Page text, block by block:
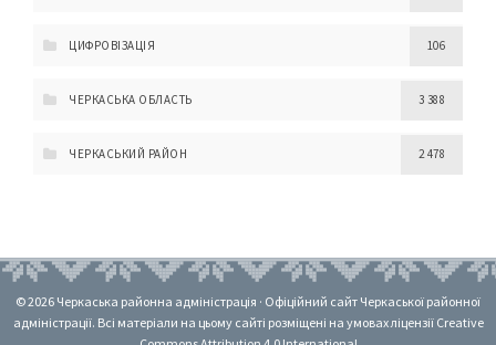
ЦИФРОВІЗАЦІЯ 106
ЧЕРКАСЬКА ОБЛАСТЬ 3 388
ЧЕРКАСЬКИЙ РАЙОН 2 478
© 2026 Черкаська районна адміністрація · Офіційний сайт Черкаської районної
адміністрації. Всі матеріали на цьому сайті розміщені на умовах ліцензії Creative